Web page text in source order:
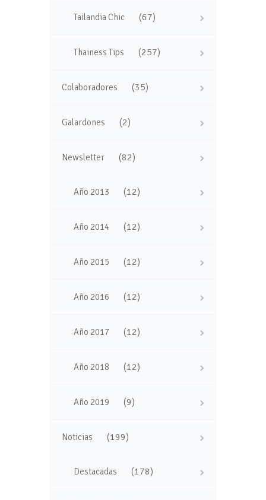
Tailandia Chic (67)
Thainess Tips (257)
Colaboradores (35)
Galardones (2)
Newsletter (82)
Año 2013 (12)
Año 2014 (12)
Año 2015 (12)
Año 2016 (12)
Año 2017 (12)
Año 2018 (12)
Año 2019 (9)
Noticias (199)
Destacadas (178)